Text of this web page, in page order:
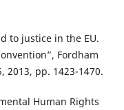
to justice in the EU.
Fordham
2013, pp. 1423-1470.
Human Rights